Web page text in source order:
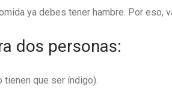
ya debes tener hambre. Por eso,
dos personas:
que ser índigo).